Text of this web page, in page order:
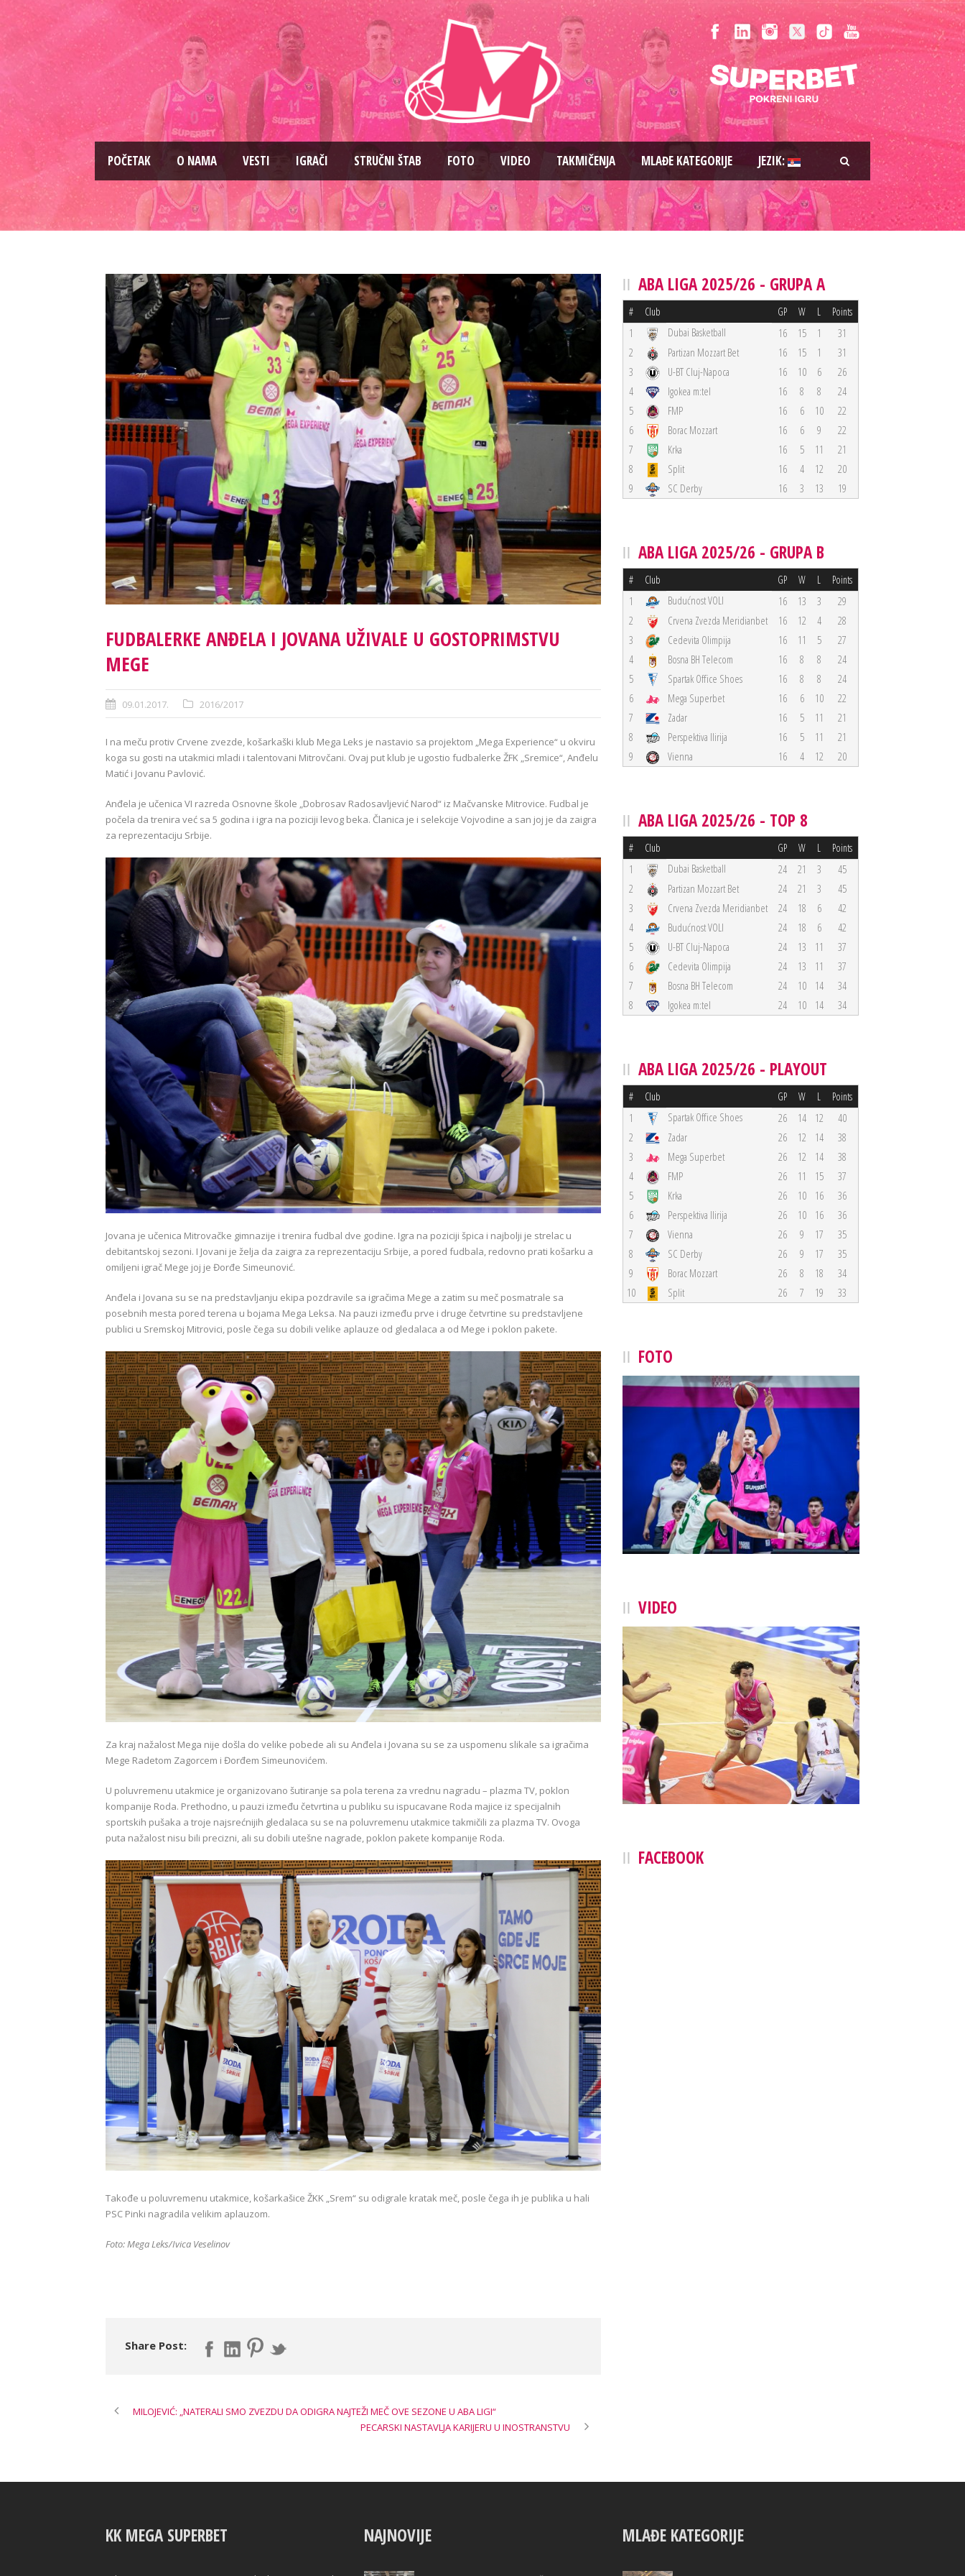
PОČETAK O NAMA VESTI IGRAČI STRUČNI ŠTAB FOTO VIDEO TAKMIČENJA MLAĐE KATEGORIJE JEZIK:
FUDBALERKE ANĐELA I JOVANA UŽIVALE U GOSTOPRIMSTVU
MEGE
09.01.2017. 2016/2017
I na meču protiv Crvene zvezde, košarkaški klub Mega Leks je nastavio sa projektom „Mega Experience“ u okviru
koga su gosti na utakmici mladi i talentovani Mitrovčani. Ovaj put klub je ugostio fudbalerke ŽFK „Sremice“, Anđelu
Matić i Jovanu Pavlović.
Anđela je učenica VI razreda Osnovne škole „Dobrosav Radosavljević Narod“ iz Mačvanske Mitrovice. Fudbal je
počela da trenira već sa 5 godina i igra na poziciji levog beka. Članica je i selekcije Vojvodine a san joj je da zaigra
za reprezentaciju Srbije.
Jovana je učenica Mitrovačke gimnazije i trenira fudbal dve godine. Igra na poziciji špica i najbolji je strelac u
debitantskoj sezoni. I Jovani je želja da zaigra za reprezentaciju Srbije, a pored fudbala, redovno prati košarku a
omiljeni igrač Mege joj je Đorđe Simeunović.
Anđela i Jovana su se na predstavljanju ekipa pozdravile sa igračima Mege a zatim su meč posmatrale sa
posebnih mesta pored terena u bojama Mega Leksa. Na pauzi između prve i druge četvrtine su predstavljene
publici u Sremskoj Mitrovici, posle čega su dobili velike aplauze od gledalaca a od Mege i poklon pakete.
Za kraj nažalost Mega nije došla do velike pobede ali su Anđela i Jovana su se za uspomenu slikale sa igračima
Mege Radetom Zagorcem i Đorđem Simeunovićem.
U poluvremenu utakmice je organizovano šutiranje sa pola terena za vrednu nagradu – plazma TV, poklon
kompanije Roda. Prethodno, u pauzi između četvrtina u publiku su ispucavane Roda majice iz specijalnih
sportskih pušaka a troje najsrećnijih gledalaca su se na poluvremenu utakmice takmičili za plazma TV. Ovoga
puta nažalost nisu bili precizni, ali su dobili utešne nagrade, poklon pakete kompanije Roda.
Takođe u poluvremenu utakmice, košarkašice ŽKK „Srem“ su odigrale kratak meč, posle čega ih je publika u hali
PSC Pinki nagradila velikim aplauzom.
Foto: Mega Leks/Ivica Veselinov
Share Post:
MILOJEVIĆ: „NATERALI SMO ZVEZDU DA ODIGRA NAJTEŽI MEČ OVE SEZONE U ABA LIGI“
PECARSKI NASTAVLJA KARIJERU U INOSTRANSTVU
ABA LIGA 2025/26 - GRUPA A
# Club GP W L Points
1 Dubai Basketball 16 15 1
31
2
Partizan Mozzart Bet 16 15 1
31
3
U-BT Cluj-Napoca 16 10 6
26
4
Igokea m:tel 16 8 8
24
5
FMP 16 6 10
22
6
Borac Mozzart 16 6 9
22
7
Krka 16 5 11
21
8
Split 16 4 12
20
9
SC Derby 16 3 13 19
ABA LIGA 2025/26 - GRUPA B
# Club GP W L Points
1 Budućnost VOLI 16 13 3
29
2
Crvena Zvezda Meridianbet 16 12 4
28
3
Cedevita Olimpija 16 11 5
27
4
Bosna BH Telecom 16 8 8
24
5
Spartak Office Shoes 16 8 8
24
6
Mega Superbet 16 6 10
22
7
Zadar 16 5 11
21
8
Perspektiva Ilirija 16 5 11
21
9
Vienna 16 4 12 20
ABA LIGA 2025/26 - TOP 8
# Club GP W L Points
1 Dubai Basketball 24 21 3
45
2
Partizan Mozzart Bet 24 21 3
45
3
Crvena Zvezda Meridianbet 24 18 6
42
4
Budućnost VOLI 24 18 6
42
5
U-BT Cluj-Napoca 24 13 11
37
6
Cedevita Olimpija 24 13 11
37
7
Bosna BH Telecom 24 10 14
34
8
Igokea m:tel 24 10 14 34
ABA LIGA 2025/26 - PLAYOUT
# Club GP W L Points
1 Spartak Office Shoes 26 14 12
40
2
Zadar 26 12 14
38
3
Mega Superbet 26 12 14
38
4
FMP 26 11 15
37
5
Krka 26 10 16
36
6
Perspektiva Ilirija 26 10 16
36
7
Vienna 26 9 17
35
8
SC Derby 26 9 17
35
9
Borac Mozzart 26 8 18
34
10
Split 26 7 19 33
FOTO
VIDEO
FACEBOOK
KK MEGA SUPERBET NAJNOVIJE MLAĐE KATEGORIJE